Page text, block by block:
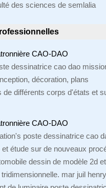
des sciences de semlalia
CAO-DAO
dessinatrice cao dao
décoration, plans
de différents corps d'états et
CAO-DAO
poste dessinatrice cao
étude sur de nouveaux
dessin de modèle 2d
mar juil